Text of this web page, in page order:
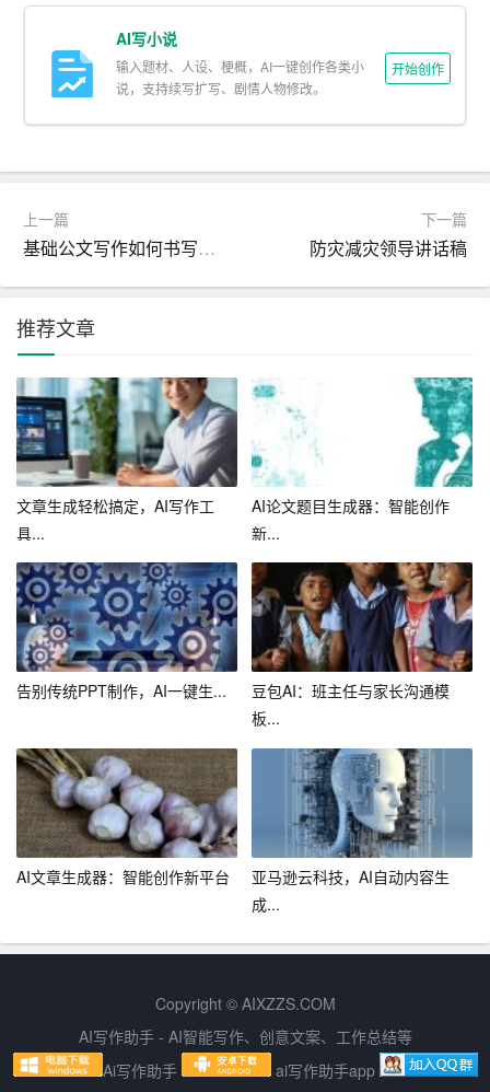
合作关系。同时，店长还需要具备较强的学习能力和数字
敏感度，能够及时发现和解决问题，提高团队的执行力和
效率。
此外，店长还需要具备较强的自律自控能力，能够适应倒
律，严格要求自己，以身作则，给员工树立良好的榜样。
最后，店长还需要具备较强的沟通和协调能力，能够处理
好与公司、员工和顾客之间的关系。店长需要及时向公司
反映店铺运营中遇到的问题，提出合理的建议和解决方
案。同时，店长还需要关注员工的诉求和顾客的需求，积
极协调，以提高员工的满意度和顾客的消费体验。
综上所述，餐饮行业快餐店店长的岗位职责广泛且重要。
店长需要具备良好的运营管理能力、员工培训能力、团队
管理能力、自律自控能力和沟通协调能力，以保证店铺的
正常运营和发展。只有具备这些能力和素质，店长才能在
餐饮行业中取得成功，为店铺的发展做出贡献。
AI写小说
输入题材、人设、梗概，AI一键创作各类小
说，支持续写扩写、剧情人物修改。
开始创作
上一篇
基础公文写作如何书写清晰明了的文件
下一篇
防灾减灾领导讲话稿
推荐文章
文章生成轻松搞定，AI写作工
具...
AI论文题目生成器：智能创作
新...
告别传统PPT制作，AI一键生...
豆包AI：班主任与家长沟通模
板...
AI文章生成器：智能创作新平台
亚马逊云科技，AI自动内容生
成...
Copyright © AIXZZS.COM
AI写作助手 - AI智能写作、创意文案、工作总结等
Ai写作助手
ai写作助手app